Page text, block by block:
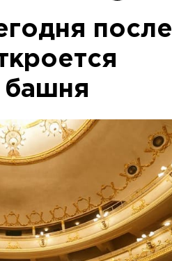
после
башня